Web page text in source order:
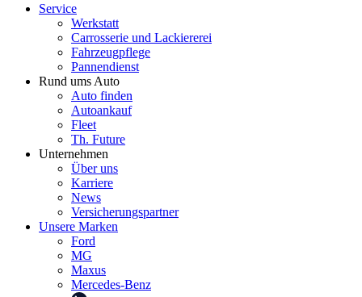
Service
Werkstatt
Carrosserie und Lackiererei
Fahrzeugpflege
Pannendienst
Rund ums Auto
Auto finden
Autoankauf
Fleet
Th. Future
Unternehmen
Über uns
Karriere
News
Versicherungspartner
Unsere Marken
Ford
MG
Maxus
Mercedes-Benz